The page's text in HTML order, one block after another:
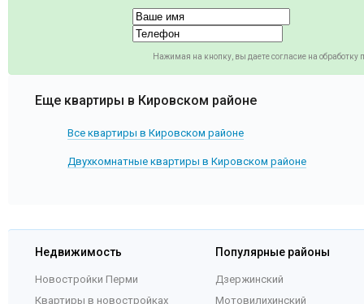
Нажимая на кнопку, вы даете согласие на
Еще квартиры в Кировском районе
Все квартиры в Кировском районе
Двухкомнатные квартиры в Кировском районе
Недвижимость
Новостройки Перми
Квартиры в новостройках
Популярные районы
Дзержинский
Мотовилихинский